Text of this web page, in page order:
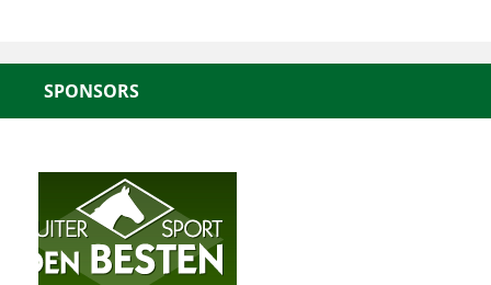
SPONSORS